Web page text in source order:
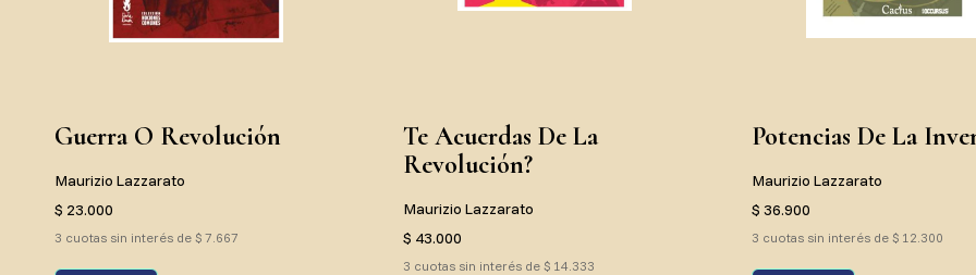
Guerra O Revolución
Maurizio Lazzarato
$ 23.000
3 cuotas sin interés de $ 7.667
Te Acuerdas De La
Revolución?
Maurizio Lazzarato
$ 43.000
3 cuotas sin interés de $ 14.333
Potencias De La
Maurizio Lazzarato
$ 36.900
3 cuotas sin interés de $ 12.300